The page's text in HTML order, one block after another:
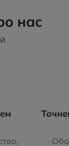
нас